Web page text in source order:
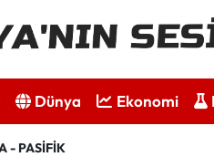
Dünya Ekonomi
- PASIFIK